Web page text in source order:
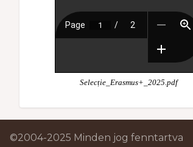
Selecție_Erasmus+_2025.pdf
©2004-2025 Minden jog fenntartva